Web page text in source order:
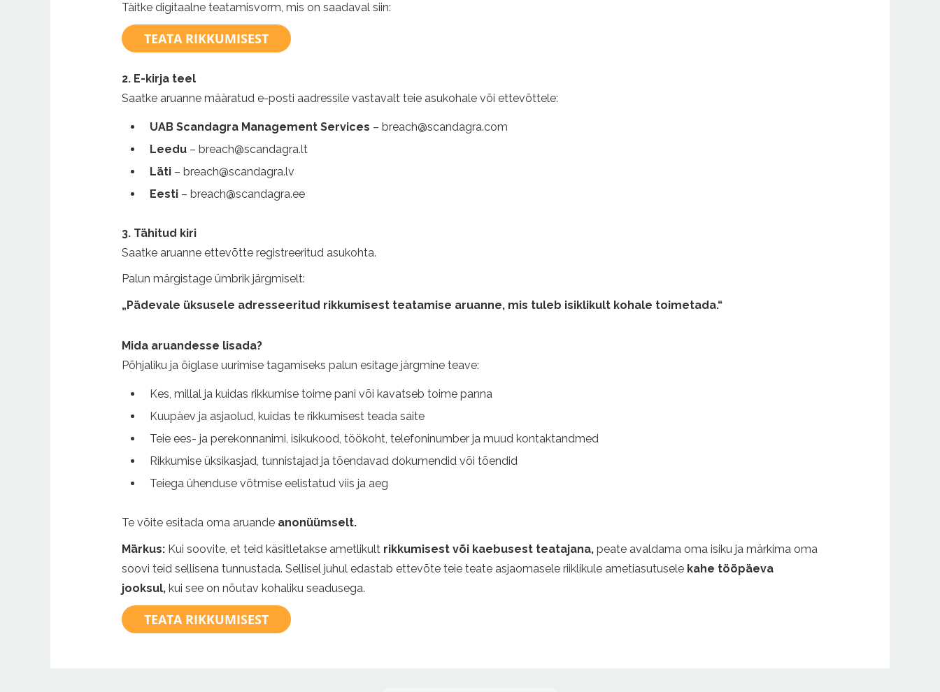
Täitke digitaalne teatamisvorm, mis on saadaval siin:
TEATA RIKKUMISEST
2. E-kirja teel
Saatke aruanne määratud e-posti aadressile vastavalt teie asukohale või ettevõttele:
UAB Scandagra Management Services – breach@scandagra.com
Leedu – breach@scandagra.lt
Läti – breach@scandagra.lv
Eesti – breach@scandagra.ee
3. Tähitud kiri
Saatke aruanne ettevõtte registreeritud asukohta.
Palun märgistage ümbrik järgmiselt:
„Pädevale üksusele adresseeritud rikkumisest teatamise aruanne, mis tuleb isiklikult kohale toimetada.“
Mida aruandesse lisada?
Põhjaliku ja õiglase uurimise tagamiseks palun esitage järgmine teave:
Kes, millal ja kuidas rikkumise toime pani või kavatseb toime panna
Kuupäev ja asjaolud, kuidas te rikkumisest teada saite
Teie ees- ja perekonnanimi, isikukood, töökoht, telefoninumber ja muud kontaktandmed
Rikkumise üksikasjad, tunnistajad ja tõendavad dokumendid või tõendid
Teiega ühenduse võtmise eelistatud viis ja aeg
Te võite esitada oma aruande anonüümselt.
Märkus: Kui soovite, et teid käsitletakse ametlikult rikkumisest või kaebusest teatajana, peate avaldama oma isiku ja märkima oma
soovi teid sellisena tunnustada. Sellisel juhul edastab ettevõte teie teate asjaomasele riiklikule ametiasutusele kahe tööpäeva
jooksul, kui see on nõutav kohaliku seadusega.
TEATA RIKKUMISEST